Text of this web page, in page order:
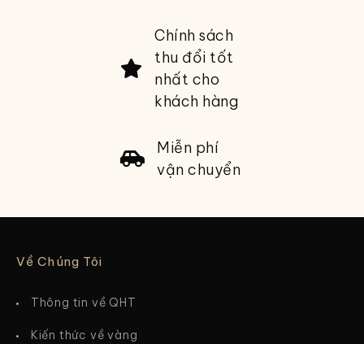
Chính sách
thu đổi tốt
nhất cho
khách hàng
Miễn phí
vận chuyển
Về Chúng Tôi
Thông tin về QHT
Kiến thức về vàng